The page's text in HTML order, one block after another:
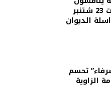
مقاطعة انتخابات 23 شتنبر
الديوان
تحسم
الزاوية